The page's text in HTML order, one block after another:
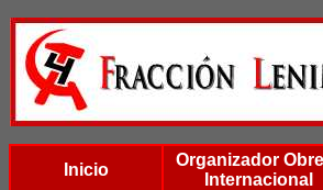
Inicio
Organizador
Internacional